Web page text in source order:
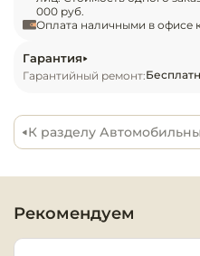
Температура в режиме
Работа от сети/
аккумулятора;
машины;
Крышка на магните.
000 руб.
Оплата наличными в офисе
Гарантия
Гарантийный ремонт:
К разделу
Рекомендуем